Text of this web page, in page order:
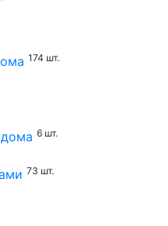
174 шт.
6 шт.
73 шт.